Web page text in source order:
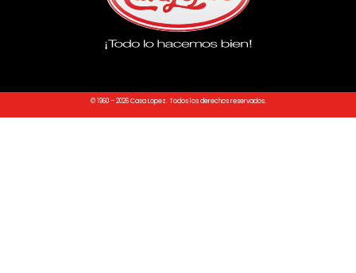
© 1960 – 2026 Casa Lopez. Todos los derechos reservados.